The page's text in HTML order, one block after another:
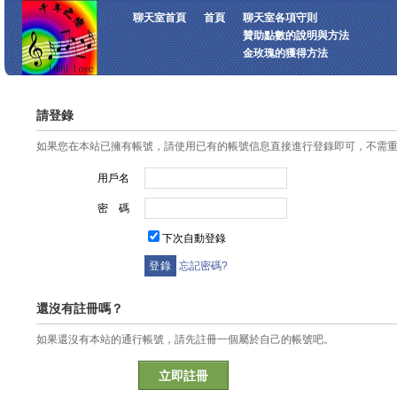
聊天室首頁 首頁
聊天室各項守則
贊助點數的說明與方法
金玫瑰的獲得方法
請登錄
如果您在本站已擁有帳號，請使用已有的帳號信息直接進行登錄即可，不需
用戶名
密 碼
下次自動登錄
忘記密碼?
還沒有註冊嗎？
如果還沒有本站的通行帳號，請先註冊一個屬於自己的帳號吧。
立即註冊